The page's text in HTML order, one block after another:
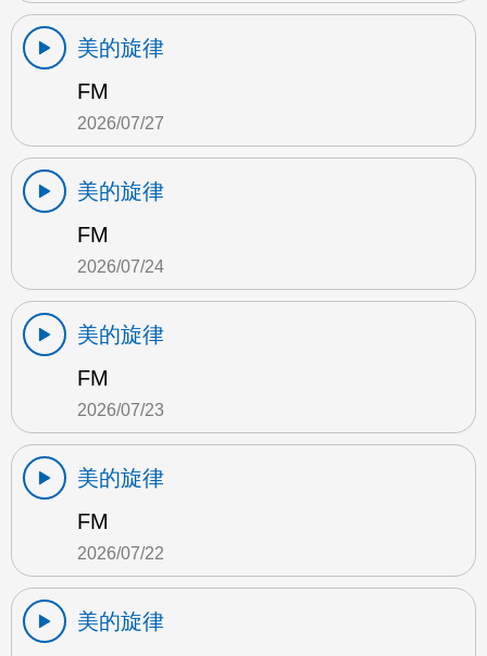
美的旋律
FM
2026/07/27
美的旋律
FM
2026/07/24
美的旋律
FM
2026/07/23
美的旋律
FM
2026/07/22
美的旋律